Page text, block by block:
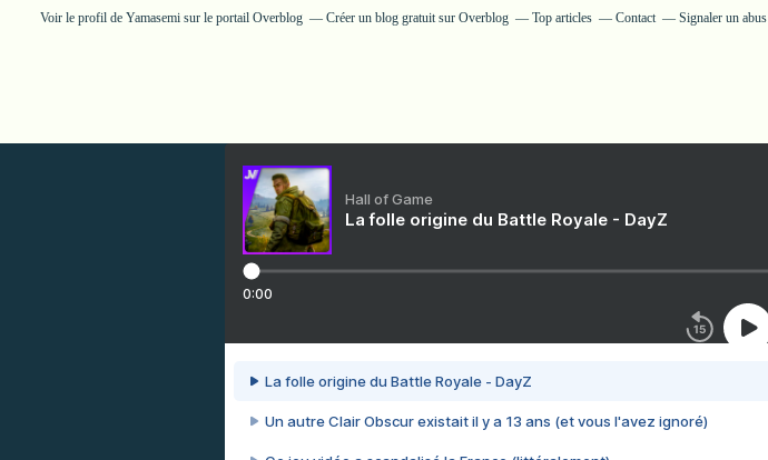
Voir le profil de Yamasemi sur le portail Overblog Créer un blog gratuit sur Overblog Top articles Contact Signaler un abus
Hall of Game
La folle origine du Battle Royale - DayZ
0:00
La folle origine du Battle Royale - DayZ
Un autre Clair Obscur existait il y a 13 ans (et vous l'avez ignoré)